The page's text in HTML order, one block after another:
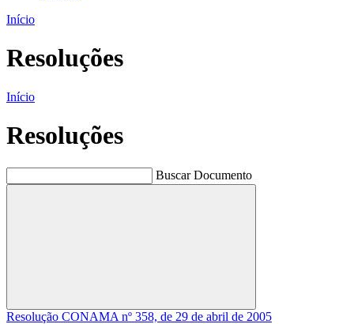
Início
Resoluções
Início
Resoluções
Buscar Documento
Buscar
Resolução CONAMA nº 358, de 29 de abril de 2005